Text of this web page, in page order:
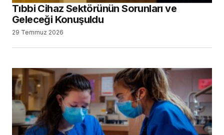
Tıbbi Cihaz Sektörünün Sorunları ve
Geleceği Konuşuldu
29 Temmuz 2026